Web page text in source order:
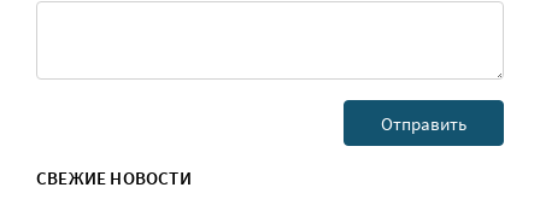
СВЕЖИЕ НОВОСТИ